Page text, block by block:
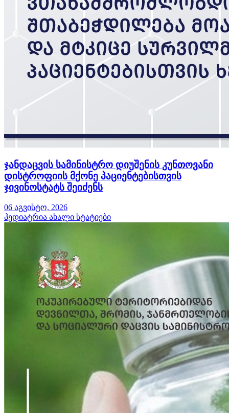
ჯანდაცვის სამინისტრო დიუშენის კუნთოვანი
დისტროფიის მქონე პაციენტებისთვის
ჯივინოსტატს შეიძენს
06 აგვისტო, 2026
პედიატრია ახალი სტატიები